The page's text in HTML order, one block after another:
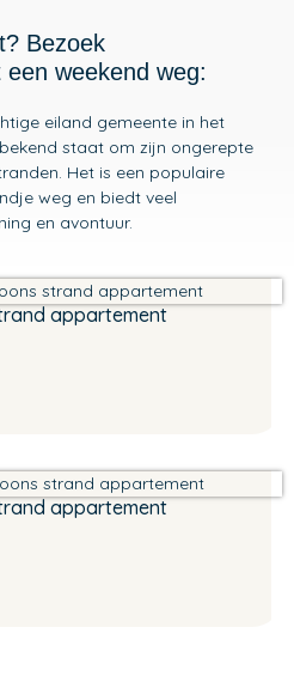
Bezoek
weekend weg:
eiland gemeente in het
staat om zijn ongerepte
Het is een populaire
weg en biedt veel
en avontuur.
appartement
appartement